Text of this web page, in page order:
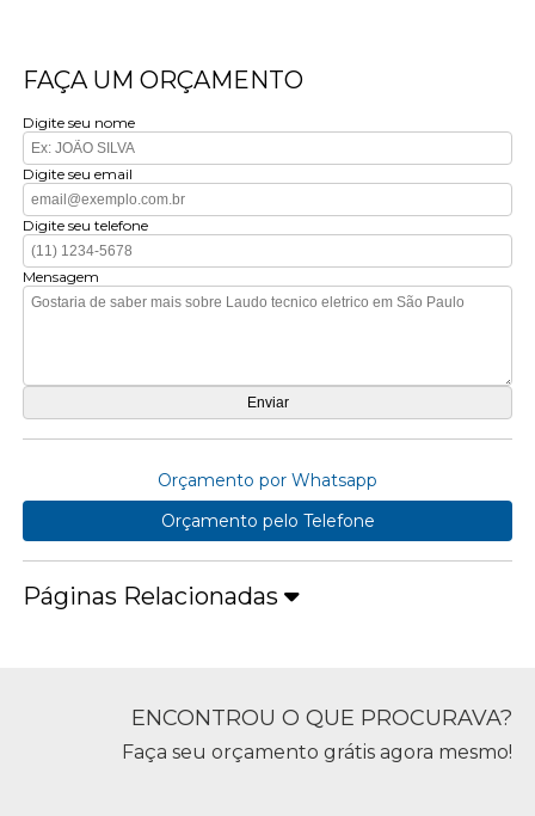
FAÇA UM ORÇAMENTO
Digite seu nome
Digite seu email
Digite seu telefone
Mensagem
Orçamento por Whatsapp
Orçamento pelo Telefone
Páginas Relacionadas
ENCONTROU O QUE PROCURAVA?
Faça seu orçamento grátis agora mesmo!